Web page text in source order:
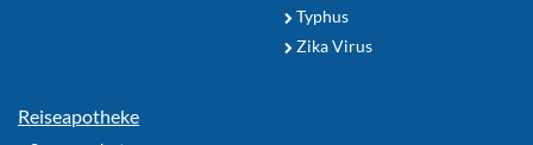
Typhus
Zika Virus
Reiseapotheke